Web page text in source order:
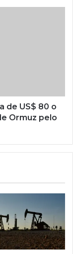
de US$ 80 o
Ormuz pelo